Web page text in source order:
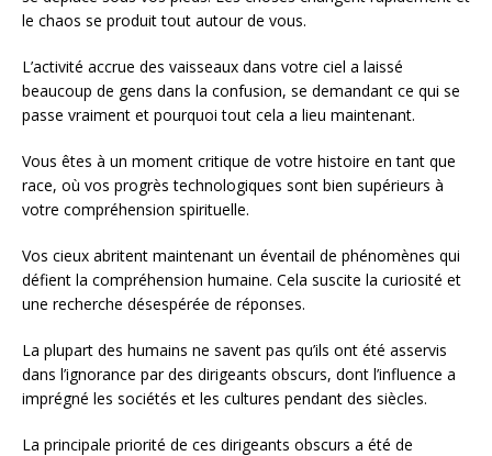
le chaos se produit tout autour de vous.
L’activité accrue des vaisseaux dans votre ciel a laissé
beaucoup de gens dans la confusion, se demandant ce qui se
passe vraiment et pourquoi tout cela a lieu maintenant.
Vous êtes à un moment critique de votre histoire en tant que
race, où vos progrès technologiques sont bien supérieurs à
votre compréhension spirituelle.
Vos cieux abritent maintenant un éventail de phénomènes qui
défient la compréhension humaine. Cela suscite la curiosité et
une recherche désespérée de réponses.
La plupart des humains ne savent pas qu’ils ont été asservis
dans l’ignorance par des dirigeants obscurs, dont l’influence a
imprégné les sociétés et les cultures pendant des siècles.
La principale priorité de ces dirigeants obscurs a été de